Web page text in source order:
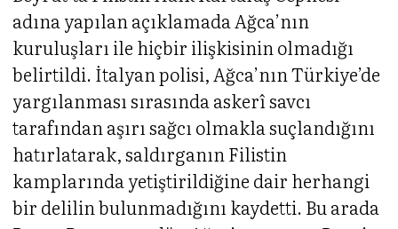
adına yapılan açıklamada Ağca’nın
kuruluşları ile hiçbir ilişkisinin olmadığı
belirtildi. İtalyan polisi, Ağca’nın Türkiye’de
yargılanması sırasında askerî savcı
tarafından aşırı sağcı olmakla suçlandığını
hatırlatarak, saldırganın Filistin
kamplarında yetiştirildiğine dair herhangi
bir delilin bulunmadığını kaydetti. Bu arada